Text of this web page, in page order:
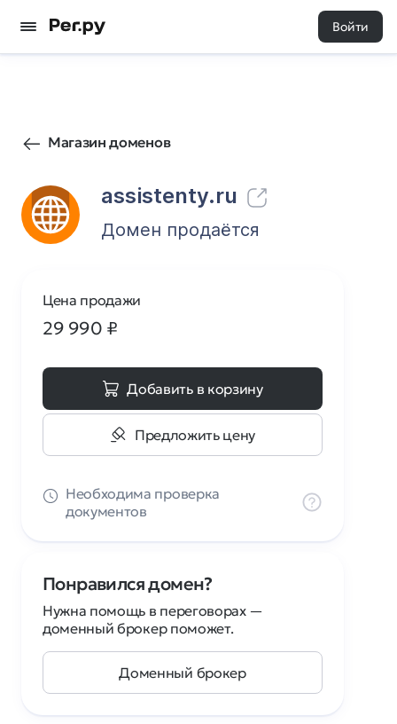
Войти
Магазин доменов
assistenty.ru
5 0
Домен продаётся
Цена продажи
29 990 ₽
Добавить в корзину
Предложить цену
Необходима проверка
документов
Понравился домен?
Нужна помощь в переговорах —
доменный брокер поможет.
Доменный брокер